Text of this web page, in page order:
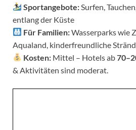
Sportangebote: Surfen,
entlang der Küste
Für Familien:Wasserparks wie
Aqualand, kinderfreundliche
Kosten: Mittel – Hotels ab
& Aktivitäten sind moderat.